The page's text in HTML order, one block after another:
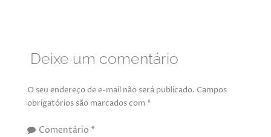
Deixe um comentário
O seu endereço de e-mail não será publicado. Campos
obrigatórios são marcados com *
Comentário *